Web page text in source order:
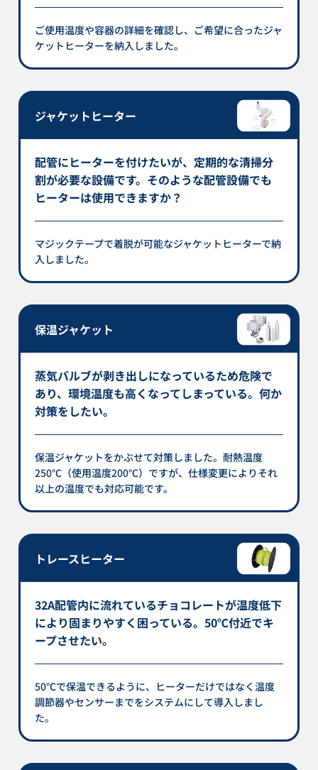
ご使用温度や容器の詳細を確認し、ご希望に合ったジャ
ケットヒーターを納入しました。
ジャケットヒーター
配管にヒーターを付けたいが、定期的な清掃分
割が必要な設備です。そのような配管設備でも
ヒーターは使用できますか？
マジックテープで着脱が可能なジャケットヒーターで納
入しました。
保温ジャケット
蒸気バルブが剥き出しになっているため危険で
あり、環境温度も高くなってしまっている。何か
対策をしたい。
保温ジャケットをかぶせて対策しました。耐熱温度
250℃（使用温度200℃）ですが、仕様変更によりそれ
以上の温度でも対応可能です。
トレースヒーター
32A配管内に流れているチョコレートが温度低下
により固まりやすく困っている。50℃付近でキ
ープさせたい。
50℃で保温できるように、ヒーターだけではなく温度
調節器やセンサーまでをシステムにして導入しまし
た。